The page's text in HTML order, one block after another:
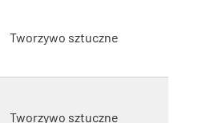
Tworzywo sztuczne
Tworzywo sztuczne